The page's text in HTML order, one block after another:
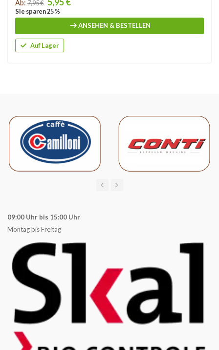
Ab: 7,95 €
Sie sparen 25 %
ANSEHEN & BESTELLEN
Auf Lager
09:00 Uhr bis 15:00 Uhr
Montag bis Freitag